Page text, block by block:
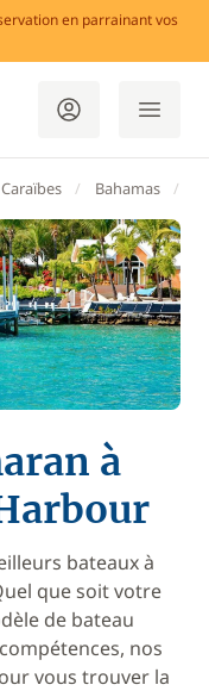
en parrainant vos
Caraïbes Bahamas
à
bateaux à
que soit votre
de bateau
nos
vous trouver la